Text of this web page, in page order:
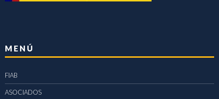
MENÚ
FIAB
ASOCIADOS